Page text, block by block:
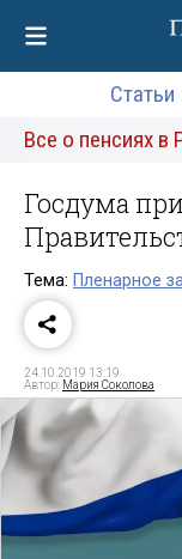
Статьи
Все о пенсиях в
Госдума
Тема: Пленарное
24.10.2019 13:19
Автор: Мария Соколова